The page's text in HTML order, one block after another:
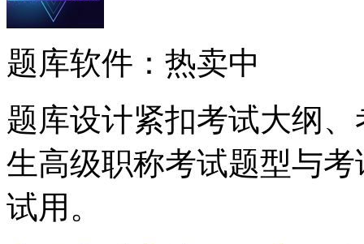
题库软件：热卖中
题库设计紧扣考试大纲
生高级职称考试题型与
试用。